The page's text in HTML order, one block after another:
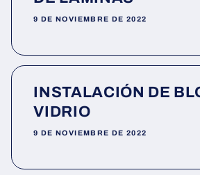
9 DE NOVIEMBRE DE 2022
INSTALACIÓN DE
VIDRIO
9 DE NOVIEMBRE DE 2022